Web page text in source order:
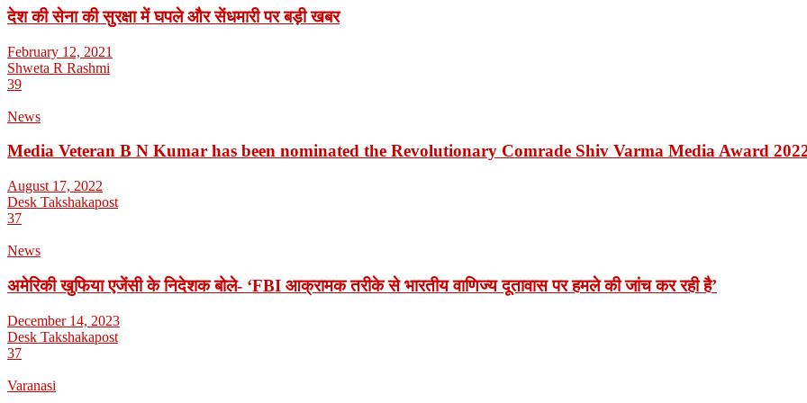
देश की सेना की सुरक्षा में घपले और सेंधमारी पर बड़ी खबर
February 12, 2021
Shweta R Rashmi
39
News
Media Veteran B N Kumar has been nominated the Revolutionary Comrade Shiv Varma Media Award
August 17, 2022
Desk Takshakapost
37
News
अमेरिकी खुफिया एजेंसी के निदेशक बोले- ‘FBI आक्रामक तरीके से भारतीय वाणिज्य दूतावास पर हमले की जांच कर रही है’
December 14, 2023
Desk Takshakapost
37
Varanasi